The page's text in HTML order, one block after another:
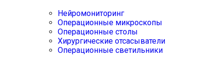
Нейромониторинг
Операционные микроскопы
Операционные столы
Хирургические отсасыватели
Операционные светильники